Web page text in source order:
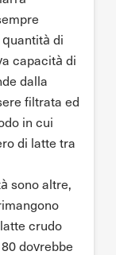
di
capacità di
dalla
filtrata ed
in cui
di latte tra
sono altre,
crudo
dovrebbe